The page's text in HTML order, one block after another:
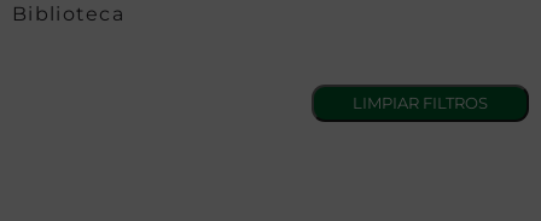
Biblioteca